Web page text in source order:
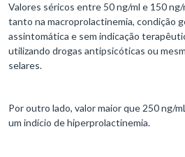
Valores séricos entre 50 ng/ml e 150
tanto na macroprolactinemia, condição
assintomática e sem indicação
utilizando drogas antipsicóticas ou
selares.
Por outro lado, valor maior que 250 ng/
um indício de hiperprolactinemia.